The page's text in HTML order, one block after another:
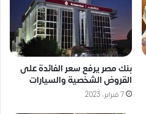
بنك مصر يرفع سعر الفائدة على
القروض الشخصية والسيارات
7 فبراير، 2023